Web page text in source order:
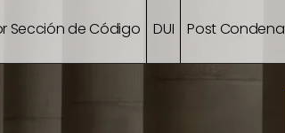
Sección de Código DUI Post Condena